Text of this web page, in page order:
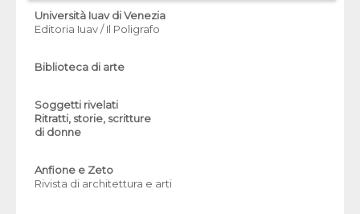
Università Iuav di Venezia
Editoria Iuav / Il Poligrafo
Biblioteca di arte
Soggetti rivelati
Ritratti, storie, scritture
di donne
Anfione e Zeto
Rivista di architettura e arti